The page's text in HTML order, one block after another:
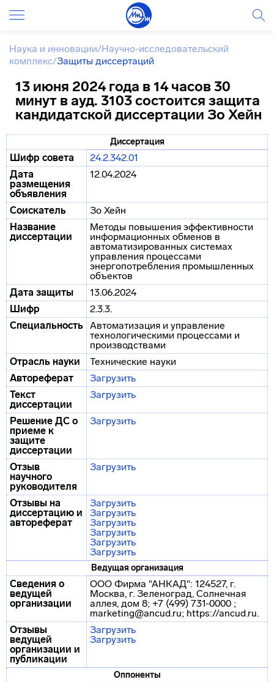
Наука и инновации/Научно-исследовательский
комплекс/Защиты диссертаций
13 июня 2024 года в 14 часов 30
минут в ауд. 3103 состоится защита
кандидатской диссертации Зо Хейн
Диссертация
Шифр совета
24.2.342.01
Дата
размещения
объявления
12.04.2024
Соискатель
Зо Хейн
Название
диссертации
Методы повышения эффективности
информационных обменов в
автоматизированных системах
управления процессами
энергопотребления промышленных
объектов
Дата защиты
13.06.2024
Шифр
2.3.3.
Специальность Автоматизация и управление
технологическими процессами и
производствами
Отрасль науки
Технические науки
Автореферат
Загрузить
Текст
диссертации
Загрузить
Решение ДС о
приеме к
защите
диссертации
Загрузить
Отзыв
научного
руководителя
Загрузить
Отзывы на
диссертацию и
автореферат
Загрузить
Загрузить
Загрузить
Загрузить
Загрузить
Загрузить
Ведущая организация
Сведения о
ведущей
организации
ООО Фирма "АНКАД": 124527, г.
Москва, г. Зеленоград, Солнечная
аллея, дом 8; +7 (499) 731-0000 ;
marketing@ancud.ru; https://ancud.ru.
Отзывы
ведущей
организации и
публикации
Загрузить
Загрузить
Оппоненты